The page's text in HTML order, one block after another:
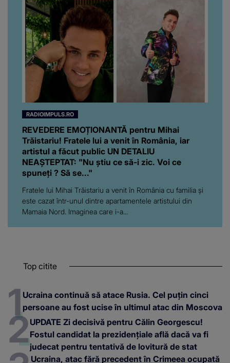
RADIOIMPULS.RO
REVEDERE EMOȚIONANTĂ pentru Mihai
Trăistariu! Fratele lui a venit în România, iar
artistul a făcut public UN DETALIU
NEAȘTEPTAT: "Nu știu ce să-i zic. Voi ce
spuneți ? Să se..."
Fratele lui Mihai Trăistariu a venit în România cu familia și
este cazat într-unul dintre apartamentele artistului din
Mamaia Nord. Imaginea care i-a...
Top citite
Ucraina continuă să atace Rusia. Cel puțin cinci
persoane au fost ucise în ultimul atac din Moscova
UPDATE Zi decisivă pentru Călin Georgescu!
Fostul candidat la prezidențiale află dacă va fi
judecat pentru tentativă de lovitură de stat
Ucraina, atac fără precedent în Crimeea ocupată